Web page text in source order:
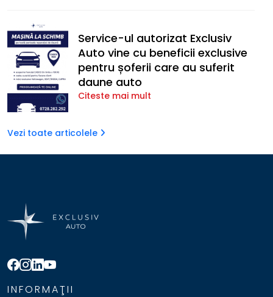
Service-ul autorizat Exclusiv
Auto vine cu beneficii exclusive
pentru șoferii care au suferit
daune auto
Citeste mai mult
Vezi toate articolele
INFORMAŢII